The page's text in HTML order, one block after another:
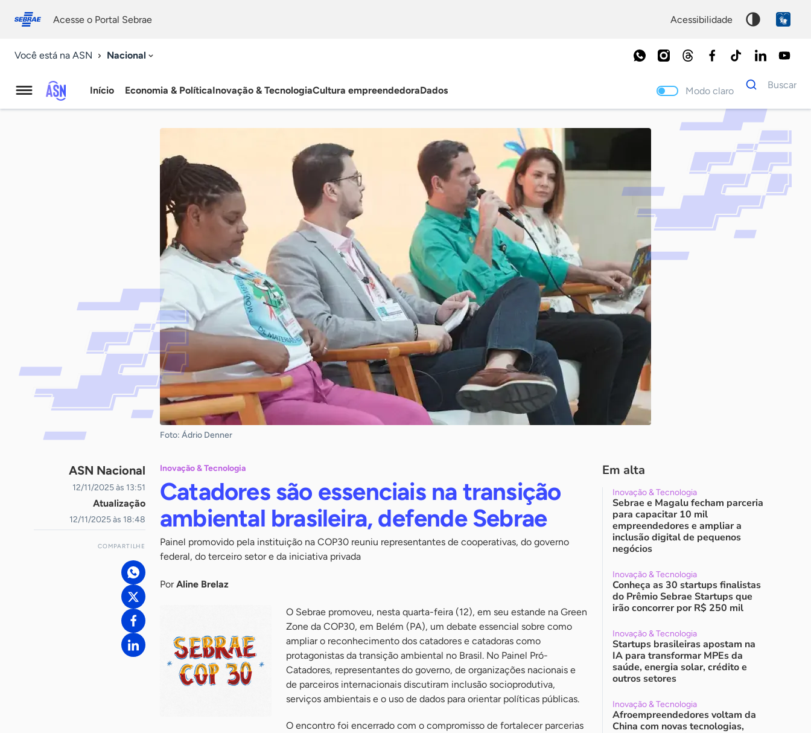
conosco
Acesse o Portal Sebrae acessibilidade
Você está na ASN Nacional
Agência
Início Economia & PolíticaInovação & TecnologiaCultura empreendedoraDados Modo claro
Dados
para
Buscar
Palavra
chave
Foto: Ádrio Denner
ASN Nacional
12/11/2025 às 13:51
Atualização
12/11/2025 às 18:48
COMPARTILHE
Inovação & Tecnologia
Catadores são essenciais na transição
ambiental brasileira, defende Sebrae
Painel promovido pela instituição na COP30 reuniu representantes de cooperativas, do governo
federal, do terceiro setor e da iniciativa privada
PorAline Brelaz
O Sebrae promoveu, nesta quarta-feira (12), em seu estande na Green
Zone da COP30, em Belém (PA), um debate essencial sobre como
ampliar o reconhecimento dos catadores e catadoras como
protagonistas da transição ambiental no Brasil. No Painel Pró-
Catadores, representantes do governo, de organizações nacionais e
de parceiros internacionais discutiram inclusão socioprodutiva,
serviços ambientais e o uso de dados para orientar políticas públicas.
O encontro foi encerrado com o compromisso de fortalecer parcerias
Em alta
Inovação & Tecnologia
Sebrae e Magalu fecham parceria
para capacitar 10 mil
empreendedores e ampliar a
inclusão digital de pequenos
negócios
Inovação & Tecnologia
Conheça as 30 startups finalistas
do Prêmio Sebrae Startups que
irão concorrer por R$ 250 mil
Inovação & Tecnologia
Startups brasileiras apostam na
IA para transformar MPEs da
saúde, energia solar, crédito e
outros setores
Inovação & Tecnologia
Afroempreendedores voltam da
China com novas tecnologias,